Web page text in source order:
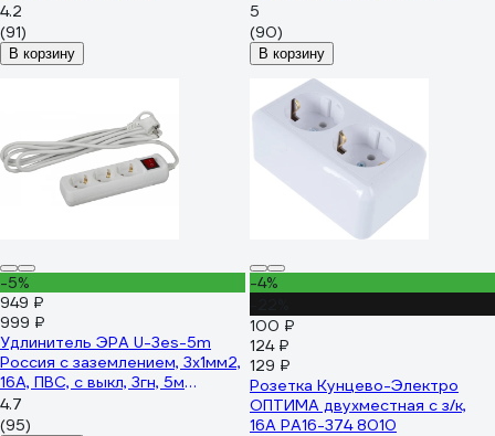
4.2
(91)
В корзину
5
(90)
В корзину
-5%
949 ₽
999 ₽
Удлинитель ЭРА U-3es-5m
Россия с заземлением, 3x1мм2,
16A, ПВС, с выкл, 3гн, 5м
Б0028379
4.7
(95)
-4%
100 ₽
124 ₽
129 ₽
Розетка Кунцево-Электро
ОПТИМА двухместная с з/к,
16А РА16-374 8010